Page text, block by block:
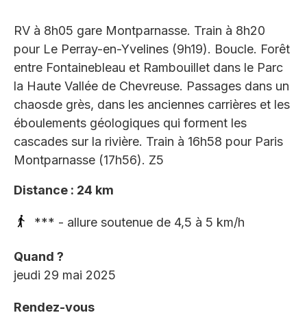
RV à 8h05 gare Montparnasse. Train à 8h20
pour Le Perray-en-Yvelines (9h19). Boucle. Forêt
entre Fontainebleau et Rambouillet dans le Parc
la Haute Vallée de Chevreuse. Passages dans un
chaosde grès, dans les anciennes carrières et les
éboulements géologiques qui forment les
cascades sur la rivière. Train à 16h58 pour Paris
Montparnasse (17h56). Z5
Distance : 24 km
*** - allure soutenue de 4,5 à 5 km/h
Quand ?
jeudi 29 mai 2025
Rendez-vous